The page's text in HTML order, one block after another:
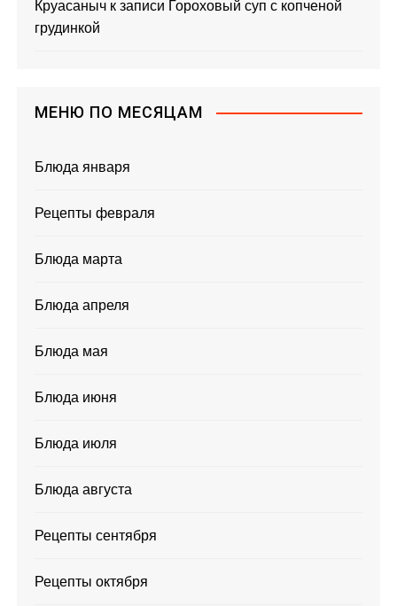
Круасаныч к записи Гороховый суп с копченой
грудинкой
МЕНЮ ПО МЕСЯЦАМ
Блюда января
Рецепты февраля
Блюда марта
Блюда апреля
Блюда мая
Блюда июня
Блюда июля
Блюда августа
Рецепты сентября
Рецепты октября